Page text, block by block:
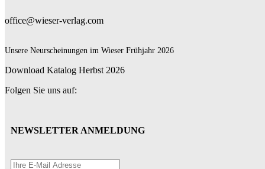
office@wieser-verlag.com
Unsere Neurscheinungen im Wieser Frühjahr 2026
Download Katalog Herbst 2026
Folgen Sie uns auf:
NEWSLETTER ANMELDUNG